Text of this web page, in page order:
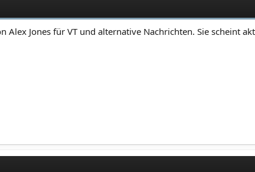
Jones für VT und alternative Nachrichten. Sie scheint